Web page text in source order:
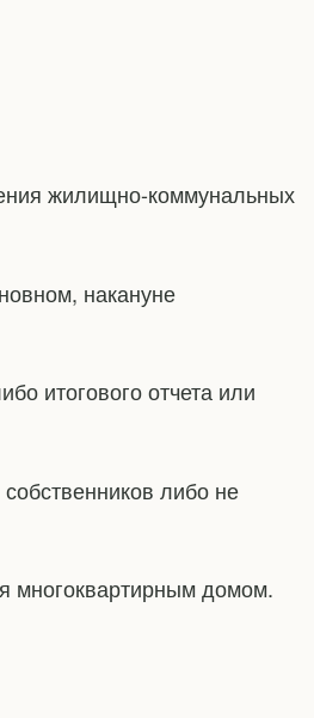
жилищно-коммунальных
накануне
итогового отчета или
либо не
многоквартирным домом.